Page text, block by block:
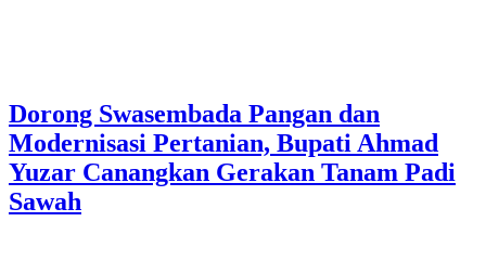
Dorong Swasembada Pangan dan
Modernisasi Pertanian, Bupati Ahmad
Yuzar Canangkan Gerakan Tanam Padi
Sawah